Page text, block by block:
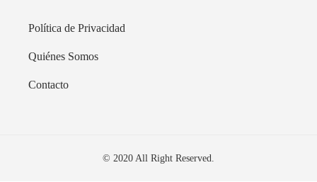
Política de Privacidad
Quiénes Somos
Contacto
© 2020 All Right Reserved.